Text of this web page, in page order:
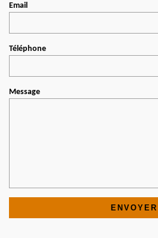
Email
Téléphone
Message